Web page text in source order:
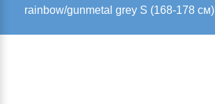
rainbow/gunmetal grey S (168-178 см)